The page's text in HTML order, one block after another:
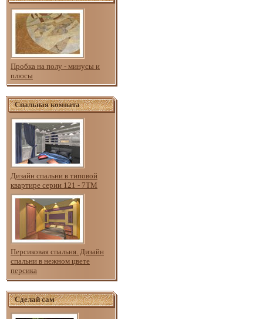
Пробка на полу - минусы и
плюсы
Спальная комната
Дизайн спальни в типовой
квартире серии 121 - 7ТМ
Персиковая спальня. Дизайн
спальни в нежном цвете
персика
Сделай сам